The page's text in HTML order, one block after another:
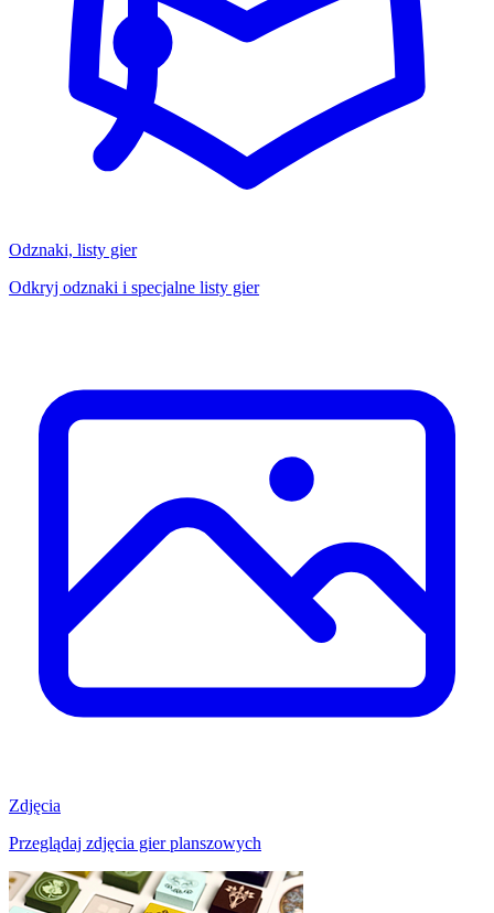
Odznaki, listy gier
Odkryj odznaki i specjalne listy gier
Zdjęcia
Przeglądaj zdjęcia gier planszowych